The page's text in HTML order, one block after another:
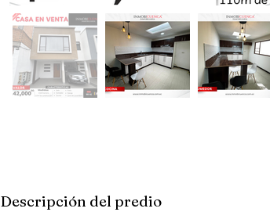
Descripción del predio